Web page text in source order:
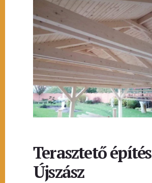
Terasztető építés
Újszász